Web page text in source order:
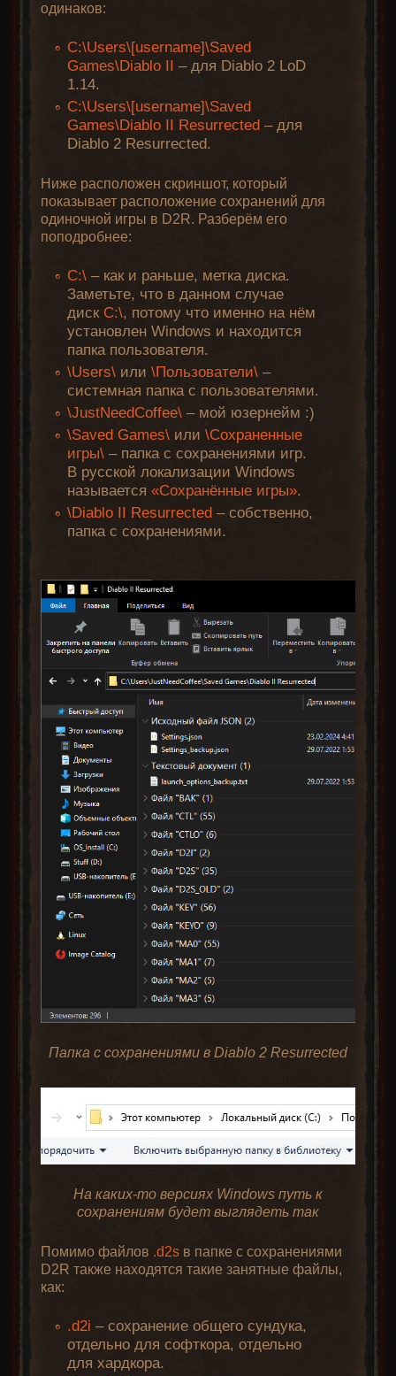
одинаков:
C:\Users\[username]\Saved
Games\Diablo II
– для Diablo 2 LoD
1.14.
C:\Users\[username]\Saved
Games\Diablo II Resurrected – для
Diablo 2 Resurrected.
Ниже расположен скриншот, который
показывает расположение сохранений для
одиночной игры в D2R. Разберём его
поподробнее:
C:\ – как и раньше, метка диска.
Заметьте, что в данном случае
диск C:\, потому что именно на нём
установлен Windows и находится
папка пользователя.
\Users\ или\Пользователи\ –
системная папка с пользователями.
\JustNeedCoffee\ – мой юзернейм :)
\Saved Games\ или\Сохраненные
игры\ – папка с сохранениями игр.
В русской локализации Windows
называется«Сохранённые игры».
\Diablo II Resurrected – собственно,
папка с сохранениями.
Папка с сохранениями в Diablo 2 Resurrected
На каких-то версиях Windows путь к
сохранениям будет выглядеть так
Помимо файлов .d2s в папке с сохранениями
D2R также находятся такие занятные файлы,
как:
.d2i – сохранение общего сундука,
отдельно для софткора, отдельно
для хардкора.